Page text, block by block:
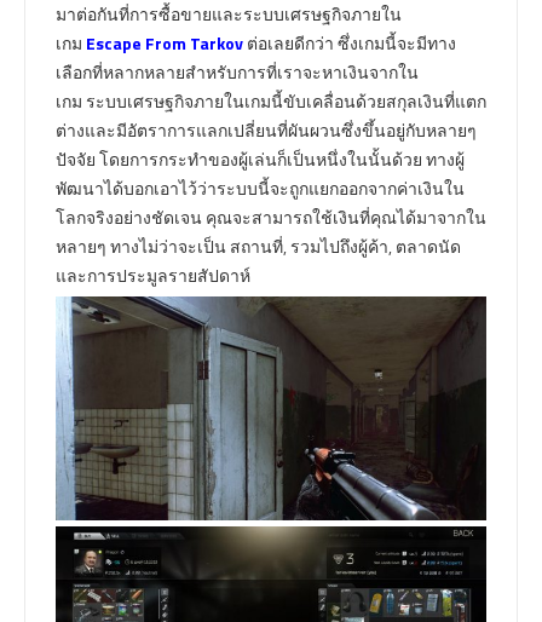
มาต่อกันที่การซื้อขายและระบบเศรษฐกิจภายใน
เกม Escape From Tarkovต่อเลยดีกว่า ซึ่งเกมนี้จะมีทาง
เลือกที่หลากหลายสำหรับการที่เราจะหาเงินจากใน
เกม ระบบเศรษฐกิจภายในเกมนี้ขับเคลื่อนด้วยสกุลเงินที่แตก
ต่างและมีอัตราการแลกเปลี่ยนที่ผันผวนซึ่งขึ้นอยู่กับหลายๆ
ปัจจัย โดยการกระทำของผู้เล่นก็เป็นหนึ่งในนั้นด้วย ทางผู้
พัฒนาได้บอกเอาไว้ว่าระบบนี้จะถูกแยกออกจากค่าเงินใน
โลกจริงอย่างชัดเจน คุณจะสามารถใช้เงินที่คุณได้มาจากใน
หลายๆ ทางไม่ว่าจะเป็น สถานที่, รวมไปถึงผู้ค้า, ตลาดนัด
และการประมูลรายสัปดาห์